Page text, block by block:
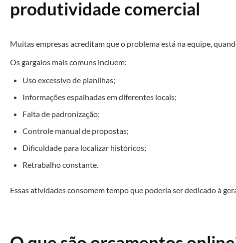
produtividade comercial
Muitas empresas acreditam que o problema está na equipe,
Os gargalos mais comuns incluem:
Uso excessivo de planilhas;
Informações espalhadas em diferentes locais;
Falta de padronização;
Controle manual de propostas;
Dificuldade para localizar históricos;
Retrabalho constante.
Essas atividades consomem tempo que poderia ser dedicado à